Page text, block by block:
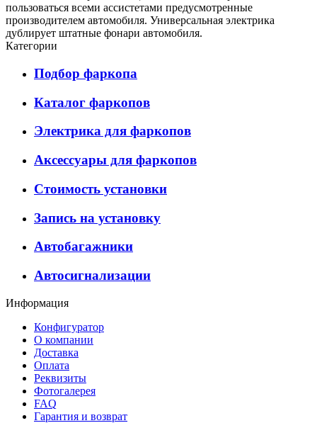
пользоваться всеми ассистетами предусмотренные
производителем автомобиля. Универсальная электрика
дублирует штатные фонари автомобиля.
Категории
Подбор фаркопа
Каталог фаркопов
Электрика для фаркопов
Аксессуары для фаркопов
Стоимость установки
Запись на установку
Автобагажники
Автосигнализации
Информация
Конфигуратор
О компании
Доставка
Оплата
Реквизиты
Фотогалерея
FAQ
Гарантия и возврат